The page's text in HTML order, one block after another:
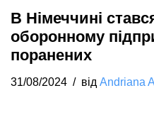
В Німеччині
оборонному
поранених
31/08/2024 від Andriana